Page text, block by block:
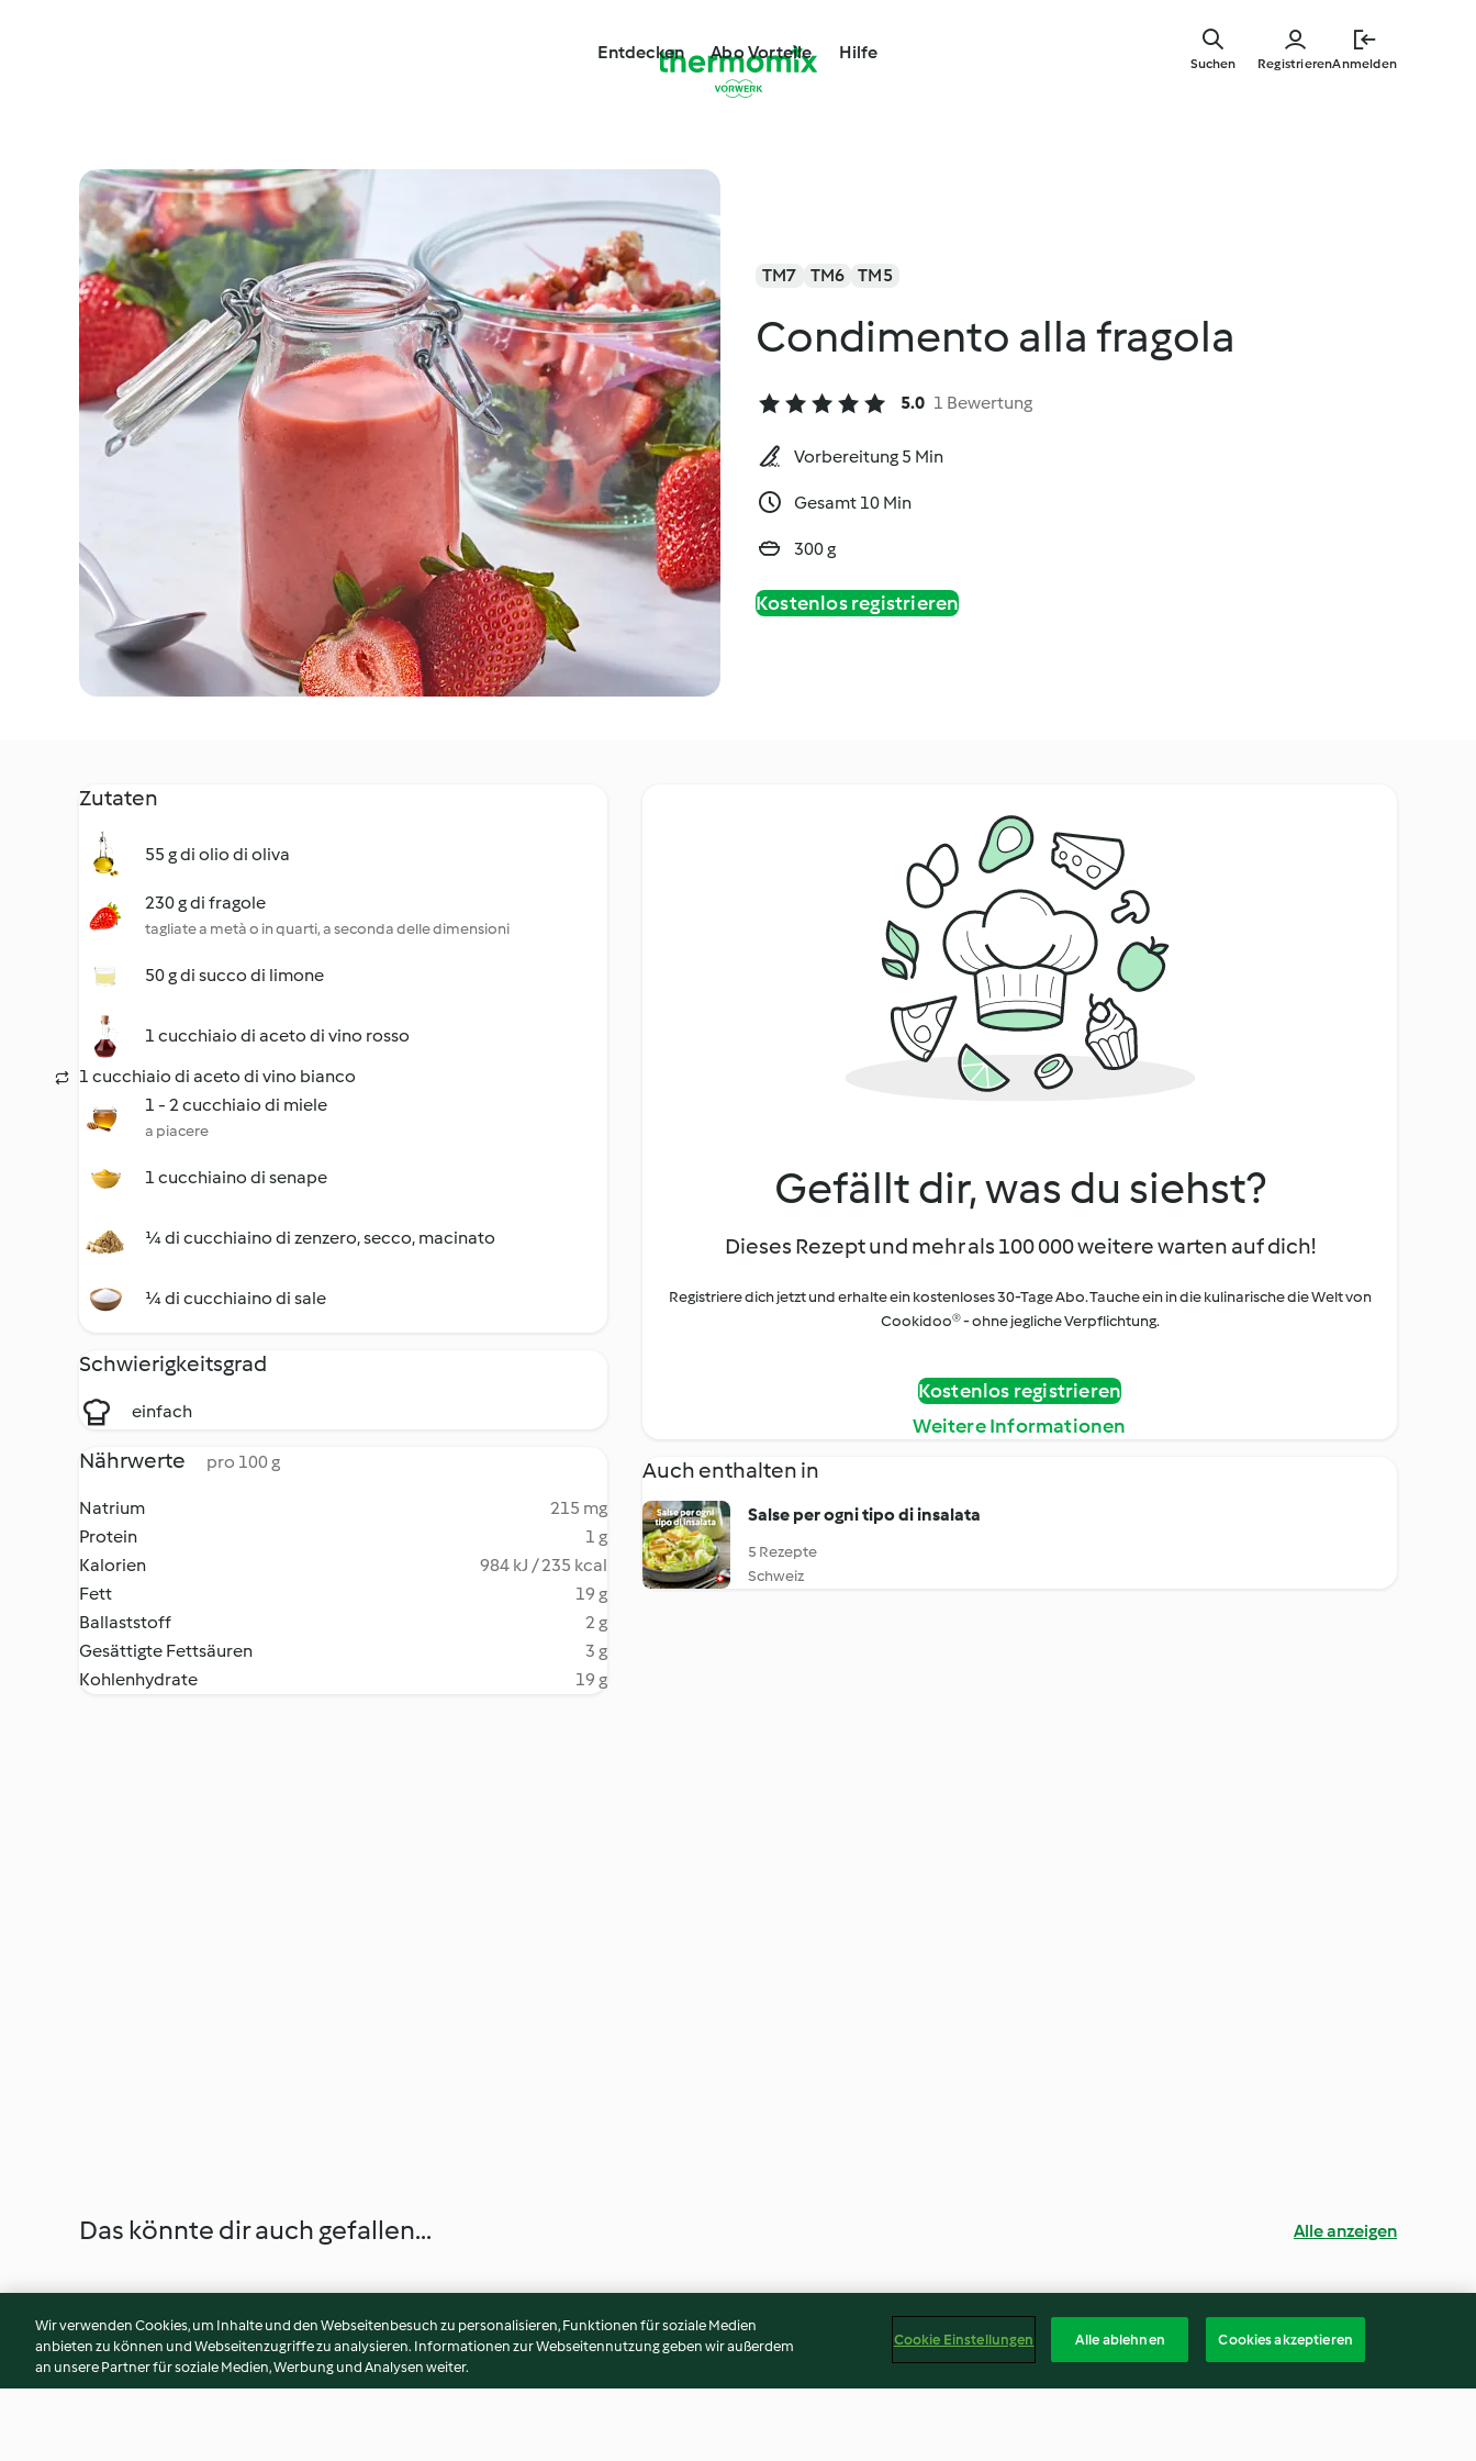
springen
Entdecken Abo Vorteile Hilfe
RegistrierenAnmelden
Suchen
TM7 TM6 TM5
Condimento alla fragola
5.0 1 Bewertung
Vorbereitung 5 Min
Gesamt 10 Min
300 g
Kostenlos registrieren
Zutaten
55 g di olio di oliva
230 g di fragole
tagliate a metà o in quarti, a seconda delle dimensioni
50 g di succo di limone
1 cucchiaio di aceto di vino rosso
1 cucchiaio di aceto di vino bianco
1 - 2 cucchiaio di miele
a piacere
1 cucchiaino di senape
¼ di cucchiaino di zenzero, secco, macinato
¼ di cucchiaino di sale
Schwierigkeitsgrad
einfach
Nährwerte pro 100 g
Natrium
215 mg
Protein
1 g
Kalorien
984 kJ / 235 kcal
Fett
19 g
Ballaststoff
2 g
Gesättigte Fettsäuren
3 g
Kohlenhydrate
19 g
Gefällt dir, was du siehst?
Dieses Rezept und mehr als 100 000 weitere warten auf dich!
Registriere dich jetzt und erhalte ein kostenloses 30-Tage Abo. Tauche ein in die kulinarische die Welt von
Cookidoo® - ohne jegliche Verpflichtung.
Kostenlos registrieren
Weitere Informationen
Auch enthalten in
Salse per ogni tipo di insalata
5 Rezepte
Schweiz
Das könnte dir auch gefallen... Alle anzeigen
Wir verwenden Cookies, um Inhalte und den Webseitenbesuch zu personalisieren, Funktionen für soziale Medien
anbieten zu können und Webseitenzugriffe zu analysieren. Informationen zur Webseitennutzung geben wir außerdem
an unsere Partner für soziale Medien, Werbung und Analysen weiter.
Cookie Einstellungen Alle ablehnen Cookies akzeptieren